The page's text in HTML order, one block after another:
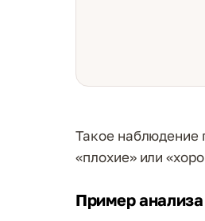
Такое наблюдение
«плохие» или
Пример анализа